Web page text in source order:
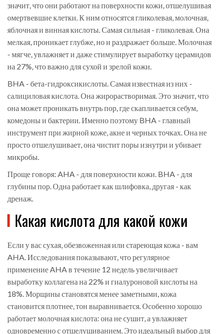
значит, что они работают на поверхности кожи, отшелушивая
омертвевшие клетки. К ним относятся гликолевая, молочная,
яблочная и винная кислоты. Самая сильная - гликолевая. Она
мелкая, проникает глубже, но и раздражает больше. Молочная
- мягче, увлажняет и даже стимулирует выработку церамидов
на 27%, что важно для сухой и зрелой кожи.
BHA - бета-гидроксикислоты. Самая известная из них -
салициловая кислота. Она жирорастворимая. Это значит, что
она может проникать внутрь пор, где скапливается себум,
комедоны и бактерии. Именно поэтому BHA - главный
инструмент при жирной коже, акне и черных точках. Она не
просто отшелушивает, она чистит поры изнутри и убивает
микробы.
Проще говоря: AHA - для поверхности кожи. BHA - для
глубины пор. Одна работает как шлифовка, другая - как
дренаж.
Какая кислота для какой кожи
Если у вас сухая, обезвоженная или стареющая кожа - вам
AHA. Исследования показывают, что регулярное
применение AHA в течение 12 недель увеличивает
выработку коллагена на 22% и гиалуроновой кислоты на
18%. Морщины становятся менее заметными, кожа
становится плотнее, тон выравнивается. Особенно хорошо
работает молочная кислота: она не сушит, а увлажняет
одновременно с отшелушиванием. Это идеальный выбор для